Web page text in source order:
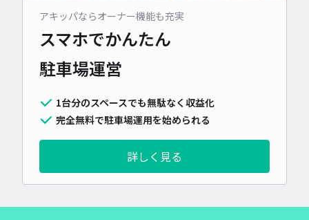
アキッパならオーナー機能も充実
スマホでかんたん
駐車場運営
1台分のスペースでも無駄なく収益化
完全無料で駐車場運用を始められる
詳しく見る